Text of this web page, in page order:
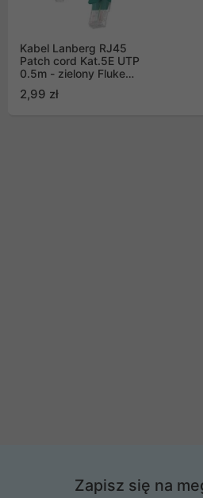
Kabel Lanberg RJ45
Patch cord Kat.5E UTP
0.5m - zielony Fluke
0050-G)
2,99 zł
Zapisz się na